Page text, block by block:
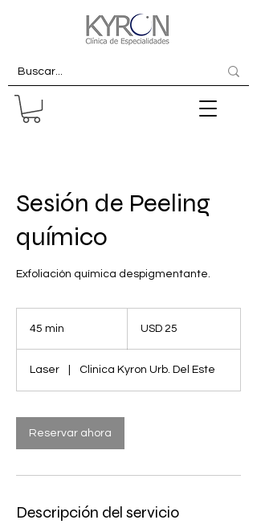
Sesión de Peeling
químico
Exfoliación química despigmentante.
45 min
m
i
estadounidenses
USD 25
Laser Clinica Kyron Urb. Del Este
Reservar ahora
Descripción del servicio